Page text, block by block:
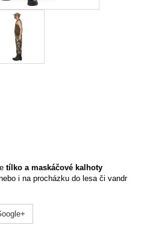
e tílko a maskáčové kalhoty
i na procházku do lesa či vandr